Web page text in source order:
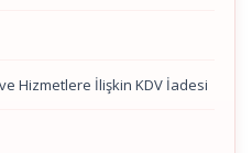
Hizmetlere İlişkin KDV İadesi